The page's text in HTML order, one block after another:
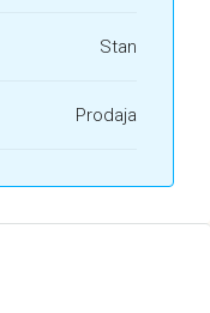
Stan
Prodaja